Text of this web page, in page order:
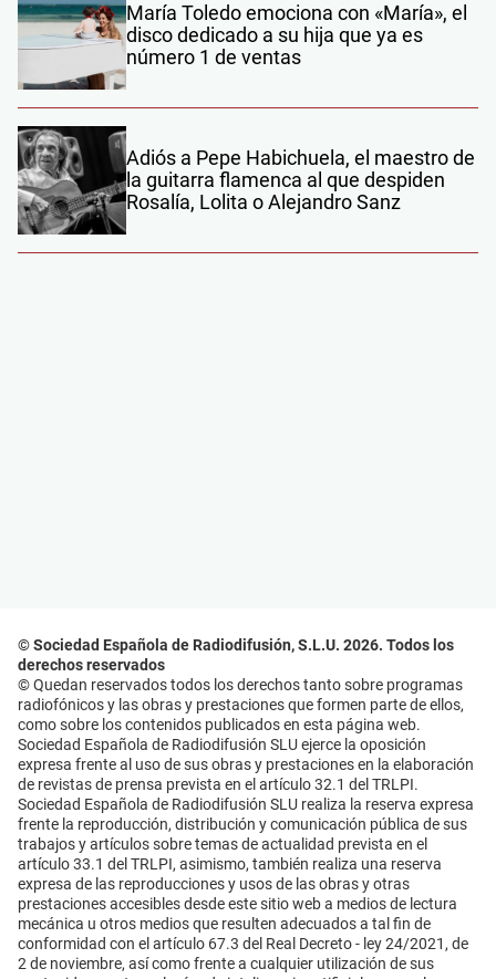
María Toledo emociona con «María», el
disco dedicado a su hija que ya es
número 1 de ventas
Adiós a Pepe Habichuela, el maestro de
la guitarra flamenca al que despiden
Rosalía, Lolita o Alejandro Sanz
© Sociedad Española de Radiodifusión, S.L.U. 2026. Todos los
derechos reservados
© Quedan reservados todos los derechos tanto sobre programas
radiofónicos y las obras y prestaciones que formen parte de ellos,
como sobre los contenidos publicados en esta página web.
Sociedad Española de Radiodifusión SLU ejerce la oposición
expresa frente al uso de sus obras y prestaciones en la elaboración
de revistas de prensa prevista en el artículo 32.1 del TRLPI.
Sociedad Española de Radiodifusión SLU realiza la reserva expresa
frente la reproducción, distribución y comunicación pública de sus
trabajos y artículos sobre temas de actualidad prevista en el
artículo 33.1 del TRLPI, asimismo, también realiza una reserva
expresa de las reproducciones y usos de las obras y otras
prestaciones accesibles desde este sitio web a medios de lectura
mecánica u otros medios que resulten adecuados a tal fin de
conformidad con el artículo 67.3 del Real Decreto - ley 24/2021, de
2 de noviembre, así como frente a cualquier utilización de sus